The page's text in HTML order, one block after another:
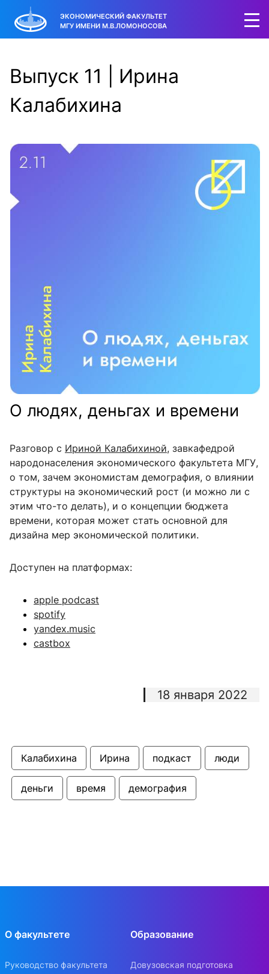
ЭКОНОМИЧЕСКИЙ ФАКУЛЬТЕТ
МГУ ИМЕНИ М.В.ЛОМОНОСОВА
Выпуск 11 | Ирина
Калабихина
О людях, деньгах и времени
Разговор с Ириной Калабихиной, завкафедрой
народонаселения экономического факультета МГУ,
о том, зачем экономистам демография, о влиянии
структуры на экономический рост (и можно ли с
этим что-то делать), и о концепции бюджета
времени, которая может стать основной для
дизайна мер экономической политики.
Доступен на платформах:
apple podcast
spotify
yandex.music
castbox
18 января 2022
Калабихина Ирина подкаст люди
деньги время демография
О факультете
Руководство факультета
Образование
Довузовская подготовка